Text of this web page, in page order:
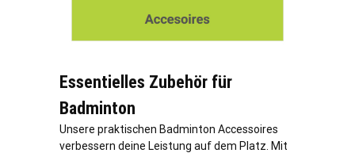
Essentielles Zubehör für
Badminton
Unsere praktischen Badminton Accessoires
verbessern deine Leistung auf dem Platz. Mit